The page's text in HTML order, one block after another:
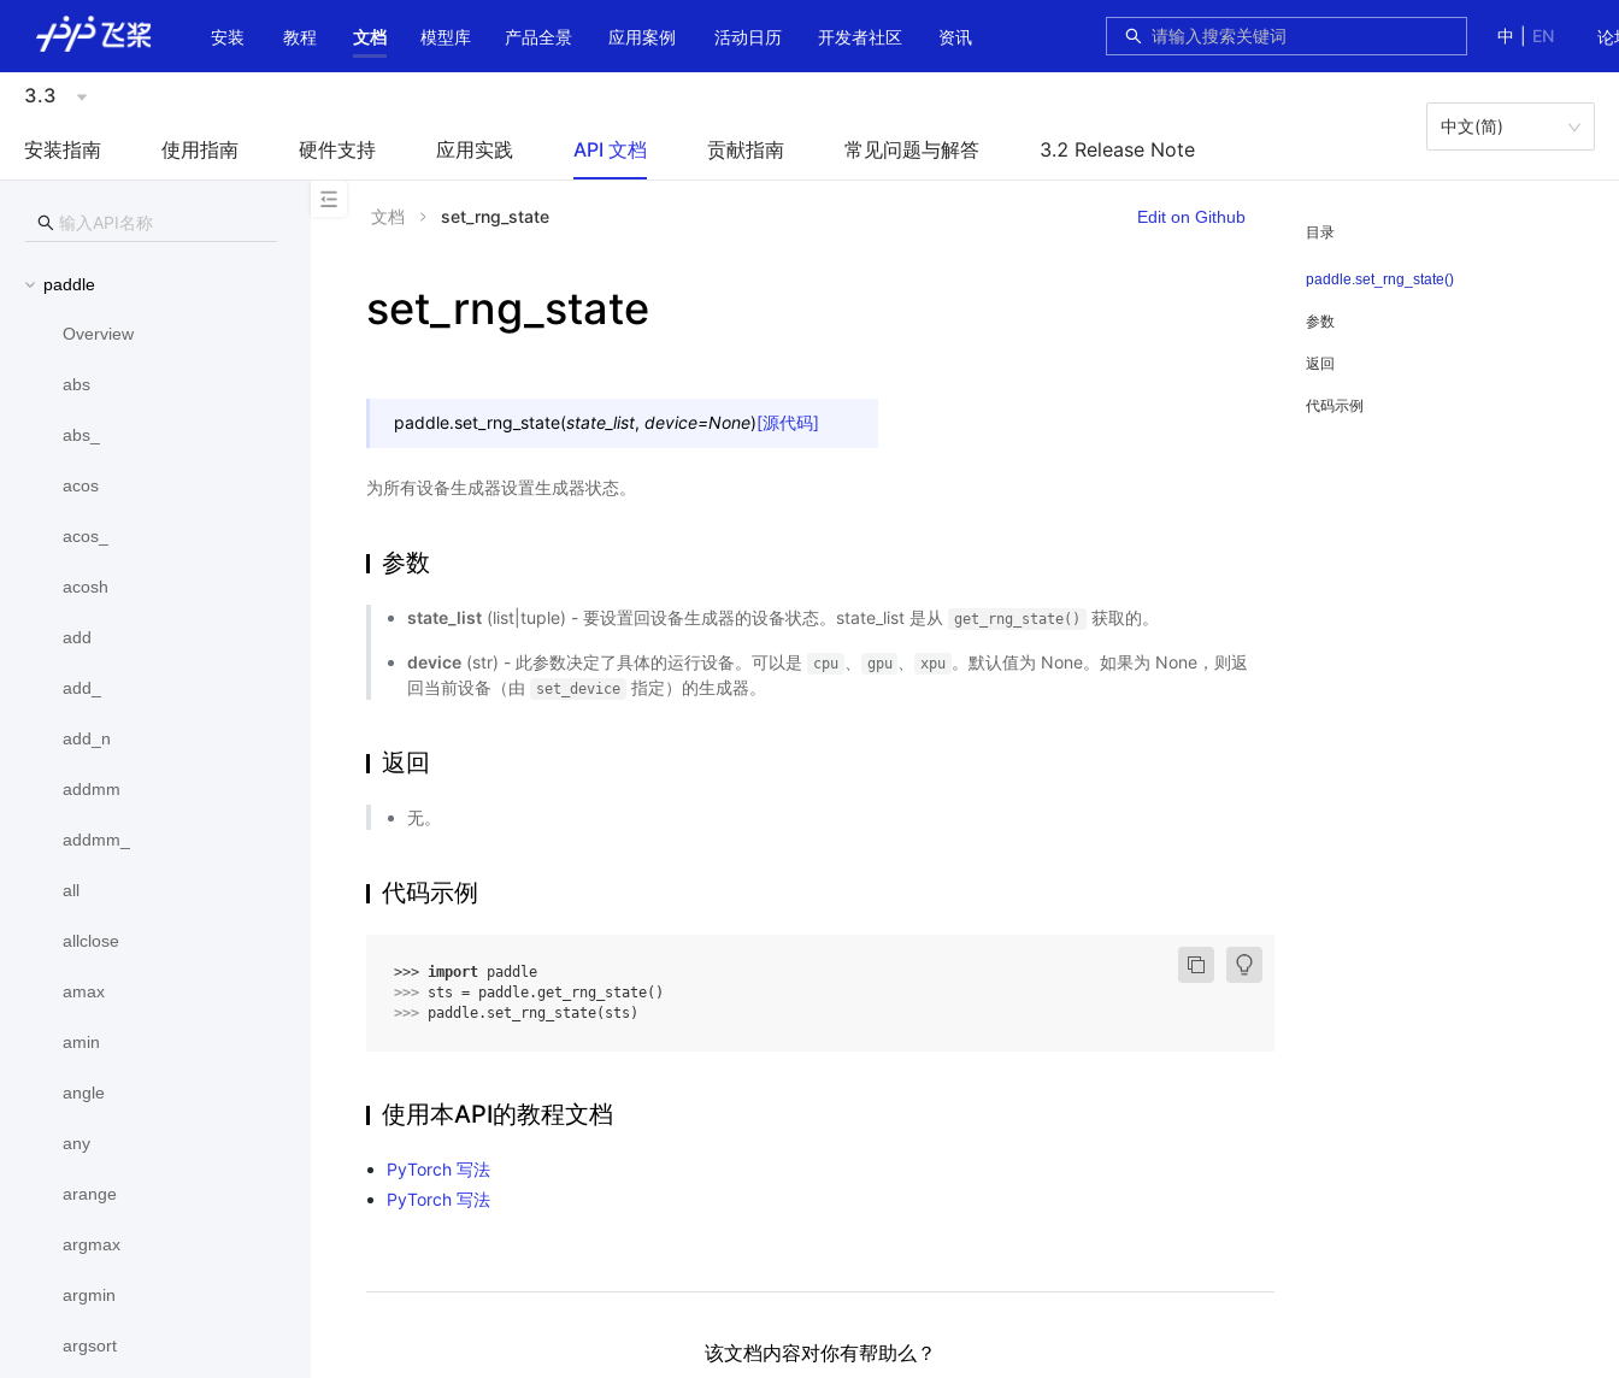
中
EN 论
安装 教程 文档 模型库 产品全景 应用案例 活动日历 开发者社区 资讯
3.3
安装指南 使用指南 硬件支持 应用实践 API 文档 贡献指南 常见问题与解答 3.2 Release Note
中文(简)
paddle
Overview
abs
abs_
acos
acos_
acosh
add
add_
add_n
addmm
addmm_
all
allclose
amax
amin
angle
any
arange
argmax
argmin
argsort
目录
paddle.set_rng_state()
参数
返回
代码示例
文档 set_rng_state Edit on Github
set_rng_state
paddle.set_rng_state(state_list, device=None)[源代码]
为所有设备生成器设置生成器状态。
参数
state_list (list|tuple) - 要设置回设备生成器的设备状态。state_list 是从 get_rng_state() 获取的。
device (str) - 此参数决定了具体的运行设备。可以是 cpu gpu xpu 。默认值为 None。如果为 None，则返
回当前设备（由
set_device 指定）的生成器。
返回
无。
代码示例
>>> import paddle
>>> sts = paddle.get_rng_state()
>>> paddle. set_rng_state( sts )
使用本API的教程文档
PyTorch 写法
PyTorch 写法
该文档内容对你有帮助么？